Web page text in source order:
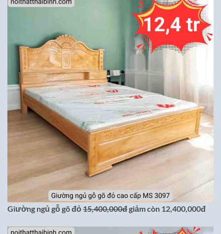
Giường ngủ gỗ gõ đỏ 15,400,000đgiảm còn 12,400,000đ